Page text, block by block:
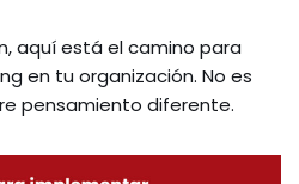
aquí está el camino para
en tu organización. No es
pensamiento diferente.